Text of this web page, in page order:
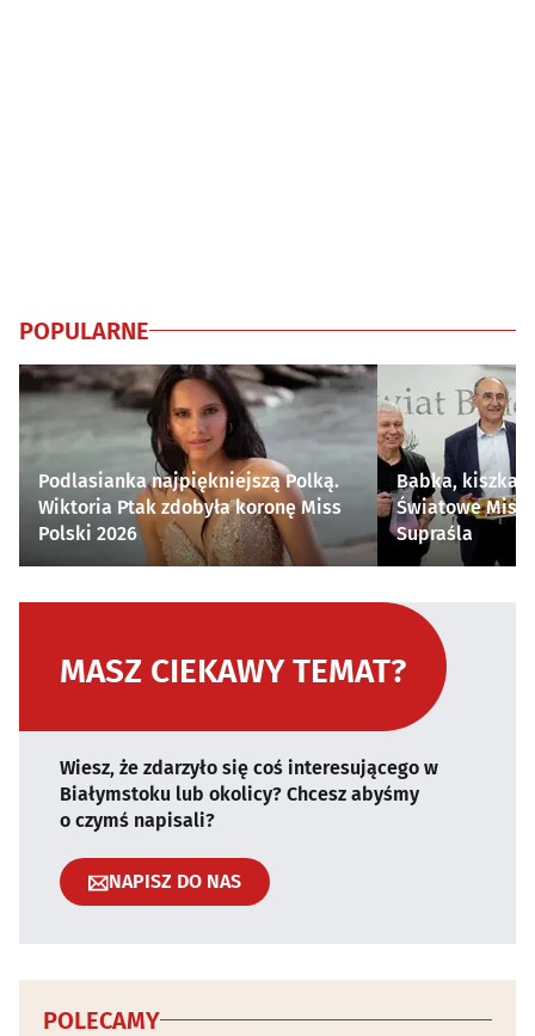
POPULARNE
Podlasianka najpiękniejszą Polką.
Wiktoria Ptak zdobyła koronę Miss
Polski 2026
Babka, kiszka i
Światowe
Supraśla
MASZ CIEKAWY TEMAT?
Wiesz, że zdarzyło się coś interesującego w
Białymstoku lub okolicy? Chcesz abyśmy
o czymś napisali?
NAPISZ DO NAS
POLECAMY